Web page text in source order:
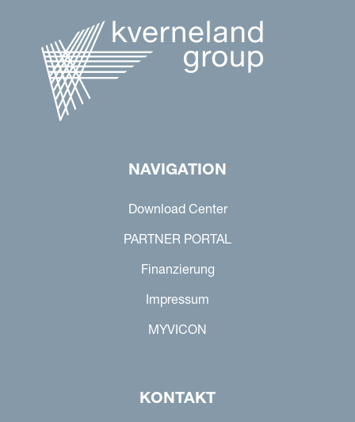
NAVIGATION
Download Center
PARTNER PORTAL
Finanzierung
Impressum
MYVICON
KONTAKT